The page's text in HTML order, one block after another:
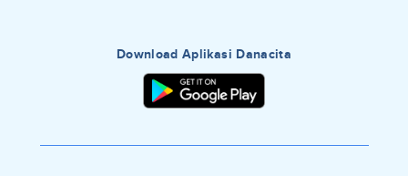
Download Aplikasi Danacita